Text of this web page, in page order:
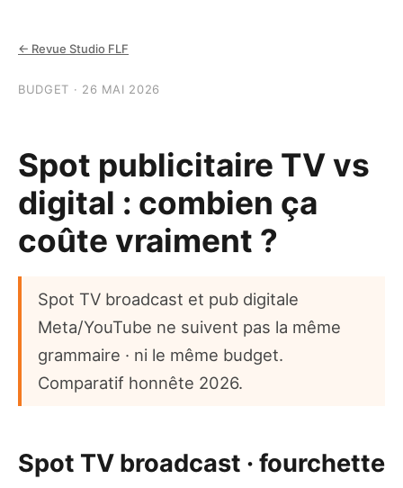
← Revue Studio FLF
BUDGET · 26 MAI 2026
Spot publicitaire TV vs
digital : combien ça
coûte vraiment ?
Spot TV broadcast et pub digitale
Meta/YouTube ne suivent pas la même
grammaire · ni le même budget.
Comparatif honnête 2026.
Spot TV broadcast · fourchette